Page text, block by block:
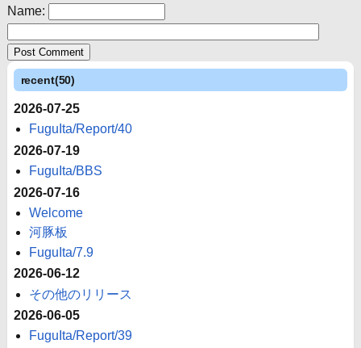
Name:
recent(50)
2026-07-25
FuguIta/Report/40
2026-07-19
FuguIta/BBS
2026-07-16
Welcome
河豚板
FuguIta/7.9
2026-06-12
その他のリリース
2026-06-05
FuguIta/Report/39